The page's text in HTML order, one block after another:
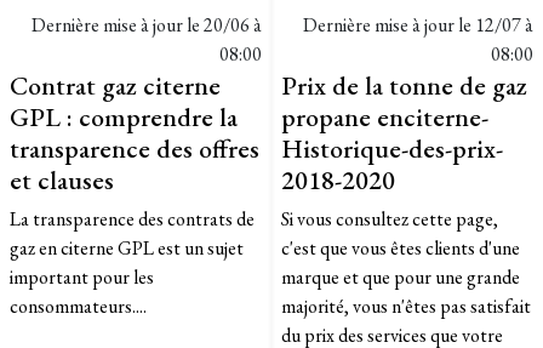
Dernière mise à jour le20/06 à
08:00
Contrat gaz citerne
GPL : comprendre la
transparence des offres
et clauses
La transparence des contrats de
gaz en citerne GPL est un sujet
important pour les
consommateurs....
Dernière mise à jour le 12/07 à
08:00
Prix de la tonne de gaz
propane enciterne-
Historique-des-prix-
2018-2020
​Si vous consultez cette page,
c'est que vous êtes clients d'une
marque et que pour une grande
majorité, vous n'êtes pas satisfait
du prix des services que votre